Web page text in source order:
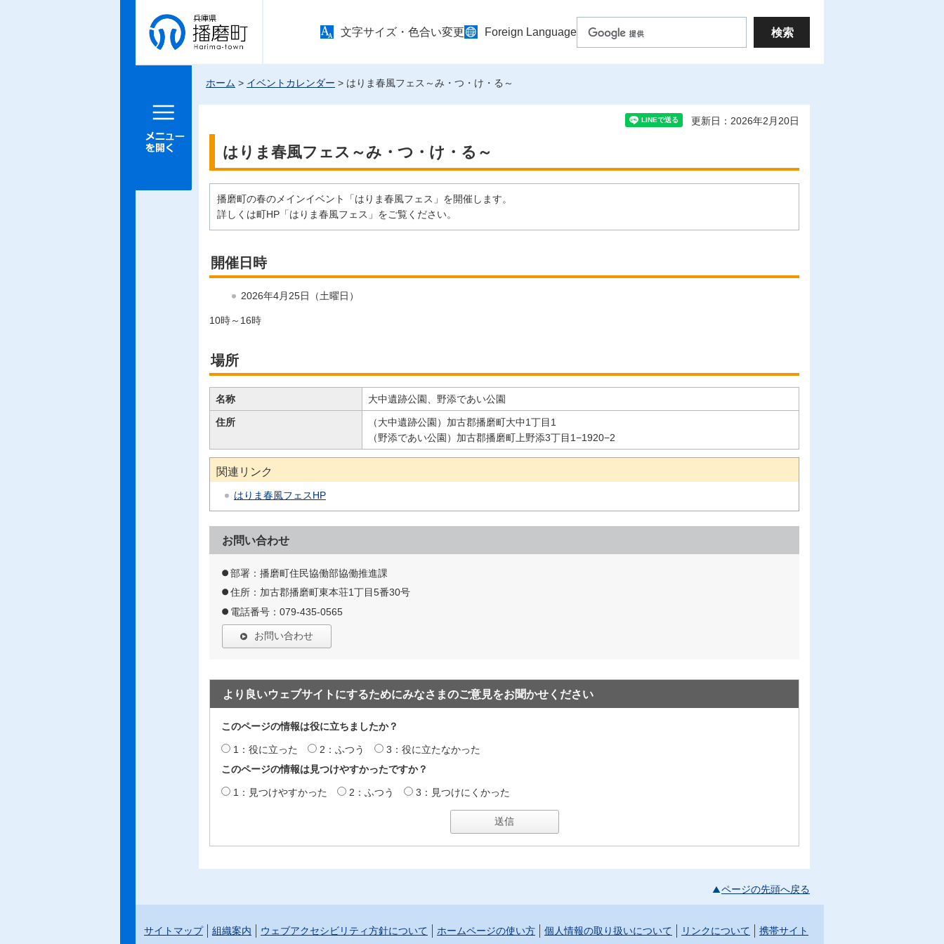
兵庫県 播
磨町
文字サイズ・色合い変更 Foreign Language
メニュー
ホーム > イベントカレンダー > はりま春風フェス～み・つ・け・る～
更新日：2026年2月20日
はりま春風フェス～み・つ・け・る～
播磨町の春のメインイベント「はりま春風フェス」を開催します。
詳しくは町HP「はりま春風フェス」をご覧ください。
開催日時
2026年4月25日（土曜日）
10時～16時
場所
名称 大中遺跡公園、野添であい公園
住所
（大中遺跡公園）加古郡播磨町大中1丁目1
（野添であい公園）加古郡播磨町上野添3丁目1−1920−2
関連リンク
はりま春風フェスHP
お問い合わせ
部署：播磨町住民協働部協働推進課
住所：加古郡播磨町東本荘1丁目5番30号
電話番号：079-435-0565
お問い合わせ
より良いウェブサイトにするためにみなさまのご意見をお聞かせください
このページの情報は役に立ちましたか？
1：役に立った 2：ふつう
3：役に立たなかった
このページの情報は見つけやすかったですか？
1：見つけやすかった 2：ふつう 3：見つけにくかった
ページの先頭へ戻る
サイトマップ 組織案内 ウェブアクセシビリティ方針について ホームページの使い方 個人情報の取り扱いについて リンクについて 携帯サイト